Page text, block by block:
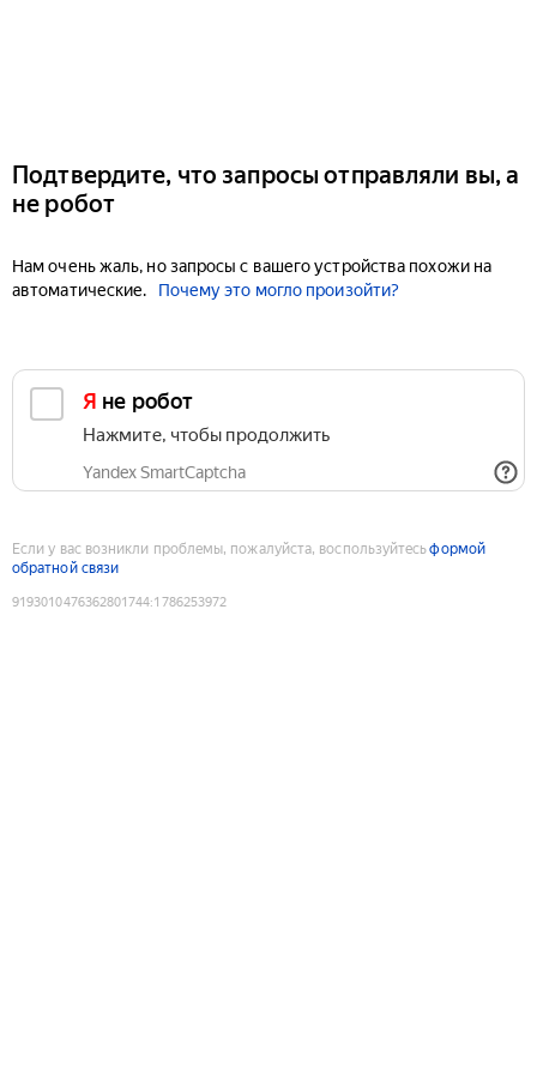
Подтвердите, что запросы отправляли вы, а
не робот
Нам очень жаль, но запросы с вашего устройства похожи на
автоматические.
Почему это могло произойти?
Я не робот
Нажмите, чтобы продолжить
Yandex SmartCaptcha
Если у вас возникли проблемы, пожалуйста, воспользуйтесьформой
обратной связи
9193010476362801744:1786253972